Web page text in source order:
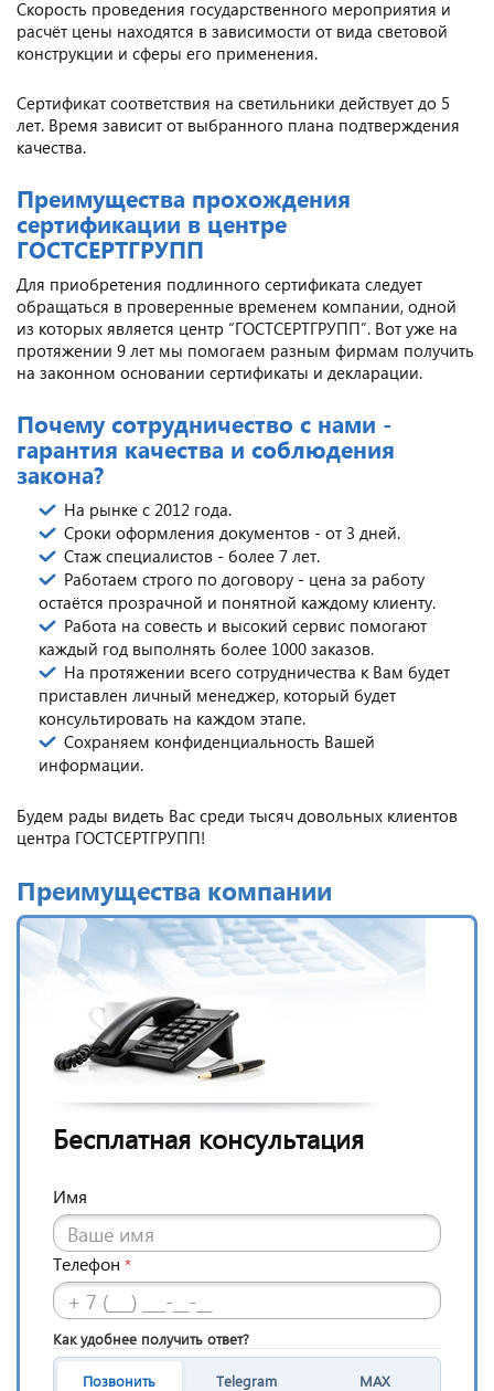
Скорость проведения государственного мероприятия и
расчёт цены находятся в зависимости от вида световой
конструкции и сферы его применения.
Сертификат соответствия на светильники действует до 5
лет. Время зависит от выбранного плана подтверждения
качества.
Преимущества прохождения
сертификации в центре
ГОСТСЕРТГРУПП
Для приобретения подлинного сертификата следует
обращаться в проверенные временем компании, одной
из которых является центр “ГОСТСЕРТГРУПП”. Вот уже на
протяжении 9 лет мы помогаем разным фирмам получить
на законном основании сертификаты и декларации.
Почему сотрудничество с нами -
гарантия качества и соблюдения
закона?
На рынке с 2012 года.
Сроки оформления документов - от 3 дней.
Стаж специалистов - более 7 лет.
Работаем строго по договору - цена за работу
остаётся прозрачной и понятной каждому клиенту.
Работа на совесть и высокий сервис помогают
каждый год выполнять более 1000 заказов.
На протяжении всего сотрудничества к Вам будет
приставлен личный менеджер, который будет
консультировать на каждом этапе.
Сохраняем конфиденциальность Вашей
информации.
Будем рады видеть Вас среди тысяч довольных клиентов
центра ГОСТСЕРТГРУПП!
Преимущества компании
Бесплатная консультация
Имя
Телефон *
Как удобнее получить ответ?
Позвонить Telegram MAX